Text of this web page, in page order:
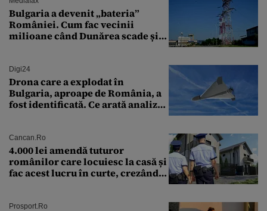
Bulgaria a devenit „bateria”
României. Cum fac vecinii
milioane când Dunărea scade și
Digi24
Drona care a explodat în
Bulgaria, aproape de România, a
fost identificată. Ce arată analiza
Cancan.ro
4.000 lei amendă tuturor
românilor care locuiesc la casă și
fac acest lucru în curte, crezând
Prosport.ro